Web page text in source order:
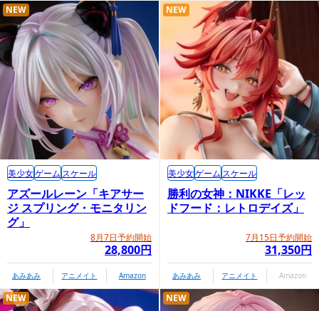
アズールレーン「キアサー
ジ スプリング・モニタリン
グ」
8月7日予約開始
28,800円
NEW
美少女ゲーム スケール
あみあみ アニメイト Amazon
勝利の女神：NIKKE「レッ
ドフード：レトロデイズ」
7月15日予約開始
31,350円
NEW
美少女ゲーム スケール
あみあみ アニメイト Amazon
NEW NEW